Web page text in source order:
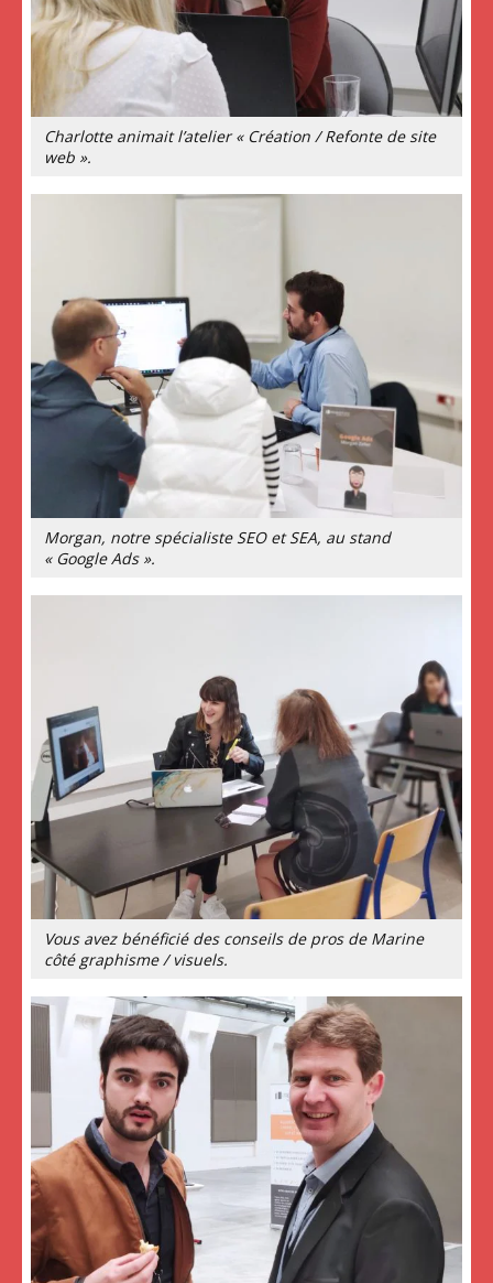
Charlotte animait l’atelier « Création / Refonte de site
web ».
Morgan, notre spécialiste SEO et SEA, au stand
« Google Ads ».
Vous avez bénéficié des conseils de pros de Marine
côté graphisme / visuels.